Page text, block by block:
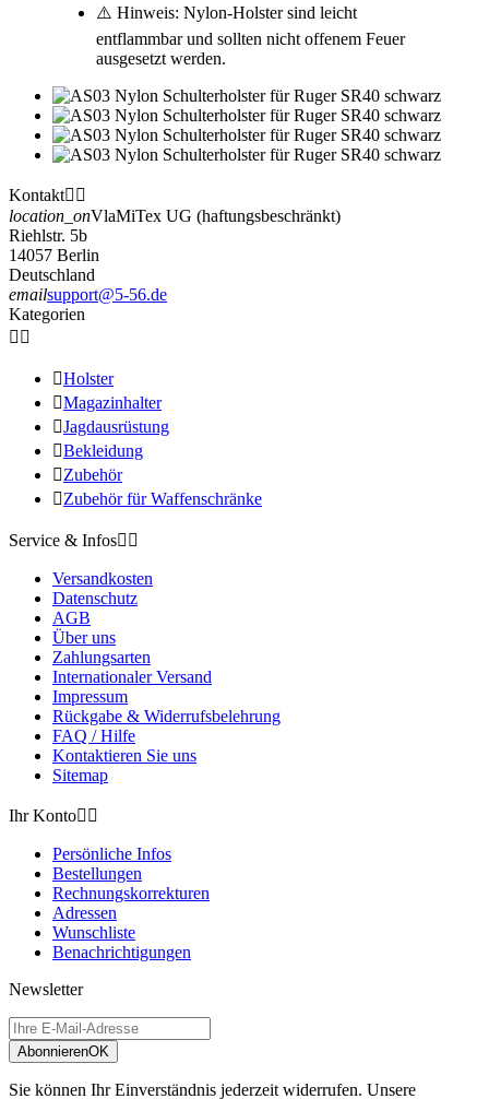
⚠️ Hinweis: Nylon-Holster sind leicht
entflammbar und sollten nicht offenem Feuer
ausgesetzt werden.
Kontakt 
location_onVlaMiTex UG (haftungsbeschränkt)
Riehlstr. 5b
14057 Berlin
Deutschland
emailsupport@5-56.de
Kategorien
 
Holster
Magazinhalter
Jagdausrüstung
Bekleidung
Zubehör
Zubehör für Waffenschränke
Service & Infos 
Versandkosten
Datenschutz
AGB
Über uns
Zahlungsarten
Internationaler Versand
Impressum
Rückgabe & Widerrufsbelehrung
FAQ / Hilfe
Kontaktieren Sie uns
Sitemap
Ihr Konto 
Persönliche Infos
Bestellungen
Rechnungskorrekturen
Adressen
Wunschliste
Benachrichtigungen
Newsletter
AbonnierenOK
Sie können Ihr Einverständnis jederzeit widerrufen. Unsere